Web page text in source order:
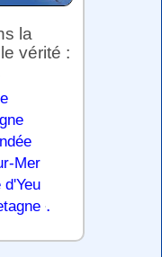
la
vérité :
Mer
.